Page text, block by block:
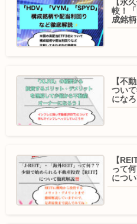
較！
成銘
【不
つい
になろ
【
って
につ